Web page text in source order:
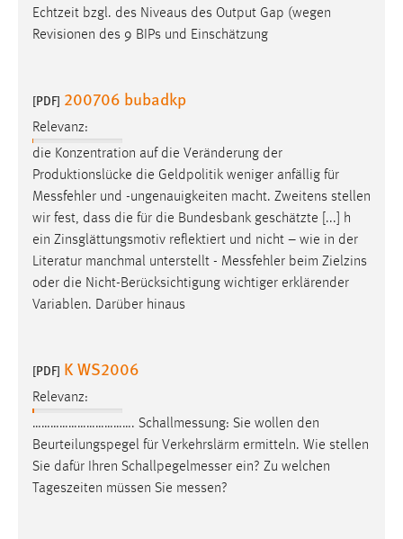
Echtzeit bzgl. des Niveaus des Output Gap (wegen
Revisionen des 9 BIPs und Einschätzung
[PDF] 200706 bubadkp
Relevanz:
die Konzentration auf die Veränderung der
Produktionslücke die Geldpolitik weniger anfällig für
Messfehler und -ungenauigkeiten macht. Zweitens stellen
wir fest, dass die für die Bundesbank geschätzte [...] h
ein Zinsglättungsmotiv reflektiert und nicht – wie in der
Literatur manchmal unterstellt - Messfehler beim Zielzins
oder die Nicht-Berücksichtigung wichtiger erklärender
Variablen. Darüber hinaus
[PDF] K WS2006
Relevanz:
……………………………. Schallmessung: Sie wollen den
Beurteilungspegel für Verkehrslärm ermitteln. Wie stellen
Sie dafür Ihren Schallpegelmesser ein? Zu welchen
Tageszeiten müssen Sie messen?
Statistik Cookies erfassen Informationen anonym.
unsere Besucher unsere Website nutzen.
Matomo
Name:
_pk_ref, _pk_cvar, _pk_id, _pk_ses
Zweck:
Zugriffsstatistik
MARKETING
Marketing Cookies werden von Drittanbietern
verwendet, um personalisierte Werbung anzuzeigen.
Sie tun dies, indem sie Besucher über Websites